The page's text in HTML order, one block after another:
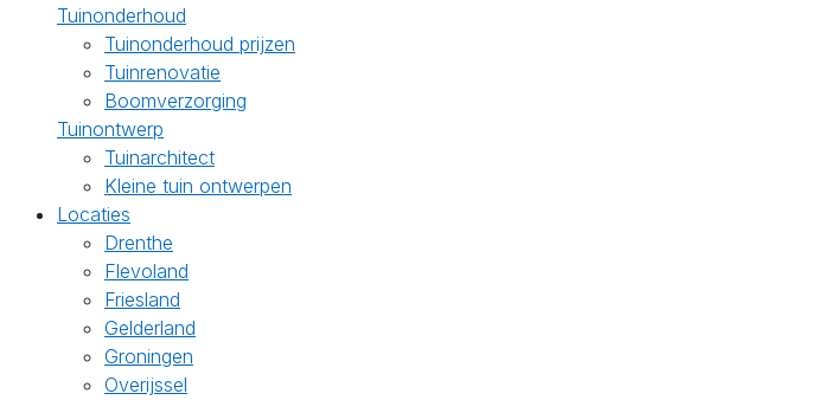
Tuinonderhoud
Tuinonderhoud prijzen
Tuinrenovatie
Boomverzorging
Tuinontwerp
Tuinarchitect
Kleine tuin ontwerpen
Locaties
Drenthe
Flevoland
Friesland
Gelderland
Groningen
Overijssel